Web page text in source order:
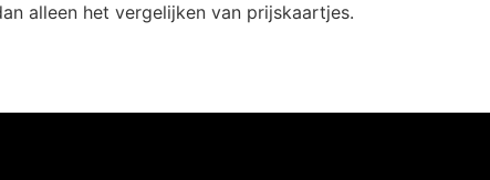
alleen het vergelijken van prijskaartjes.